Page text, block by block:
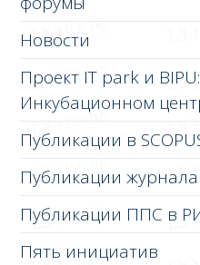
Новости
Проект IT park и
Инкубационном
Публикации в
Публикации журнала
Публикации ППС в
Пять инициатив